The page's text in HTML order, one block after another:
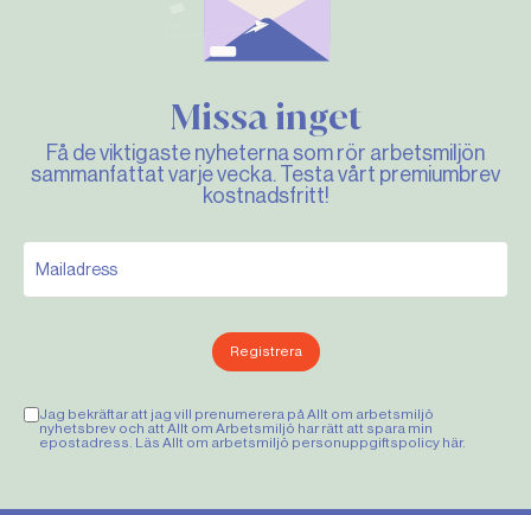
Missa inget
Få de viktigaste nyheterna som rör arbetsmiljön
sammanfattat varje vecka. Testa vårt premiumbrev
kostnadsfritt!
Registrera
Jag bekräftar att jag vill prenumerera på Allt om arbetsmiljö
nyhetsbrev och att Allt om Arbetsmiljö har rätt att spara min
epostadress. Läs Allt om arbetsmiljö personuppgiftspolicy här.